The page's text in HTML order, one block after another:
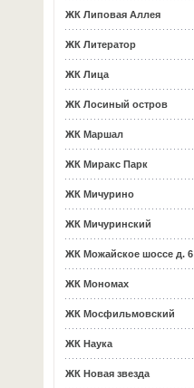
ЖК Липовая Аллея
ЖК Литератор
ЖК Лица
ЖК Лосиный остров
ЖК Маршал
ЖК Миракс Парк
ЖК Мичурино
ЖК Мичуринский
ЖК Можайское шоссе д. 6
ЖК Мономах
ЖК Мосфильмовский
ЖК Наука
ЖК Новая звезда